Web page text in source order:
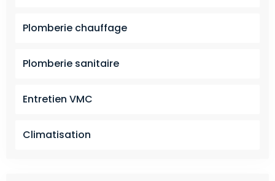
Plomberie chauffage
Plomberie sanitaire
Entretien VMC
Climatisation